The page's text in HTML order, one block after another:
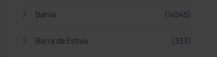
Bahia (14545)
Barra da Estiva (333)